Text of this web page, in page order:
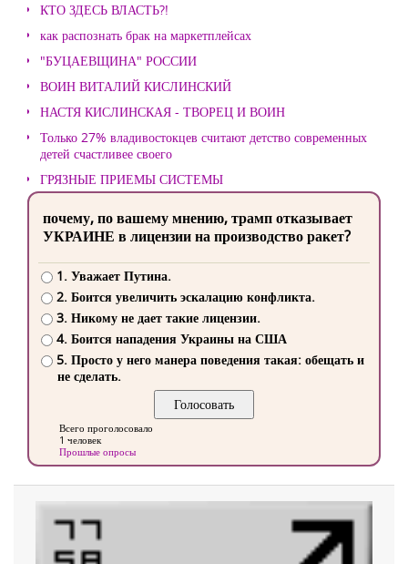
КТО ЗДЕСЬ ВЛАСТЬ?!
как распознать брак на маркетплейсах
"БУЦАЕВЩИНА" РОССИИ
ВОИН ВИТАЛИЙ КИСЛИНСКИЙ
НАСТЯ КИСЛИНСКАЯ - ТВОРЕЦ И ВОИН
Только 27% владивостокцев считают детство современных
детей счастливее своего
ГРЯЗНЫЕ ПРИЕМЫ СИСТЕМЫ
почему, по вашему мнению, трамп отказывает
УКРАИНЕ в лицензии на производство ракет?
1. Уважает Путина.
2. Боится увеличить эскалацию конфликта.
3. Никому не дает такие лицензии.
4. Боится нападения Украины на США
5. Просто у него манера поведения такая: обещать и
не сделать.
Всего проголосовало
1 человек
Прошлые опросы